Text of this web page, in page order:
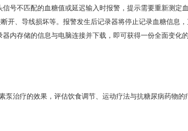
信号不匹配的血糖值或延迟输入时报警，提示需要重新测定
开、导线损坏等。报警发生后记录器将停止记录血糖信息
内存储的信息与电脑连接并下载，即可获得一份全面变化
治疗的效果，评估饮食调节、运动疗法与抗糖尿病药物的